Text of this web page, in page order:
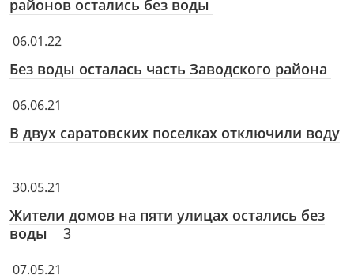
районов остались без воды
06.01.22
Без воды осталась часть Заводского района
06.06.21
В двух саратовских поселках отключили воду
30.05.21
Жители домов на пяти улицах остались без
воды
3
07.05.21